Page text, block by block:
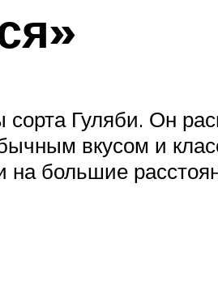
Гуляби. Он
вкусом и
на большие